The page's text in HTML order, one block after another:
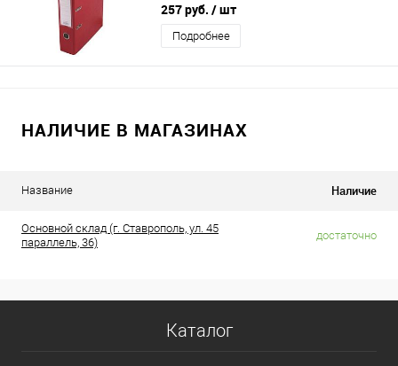
257 руб. / шт
Подробнее
НАЛИЧИЕ В МАГАЗИНАХ
Название Наличие
Основной склад (г. Ставрополь, ул. 45
параллель, 36)
достаточно
Каталог